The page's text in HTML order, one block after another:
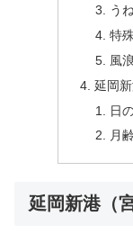
う
特
風
延岡
日
月齢
延岡新港（